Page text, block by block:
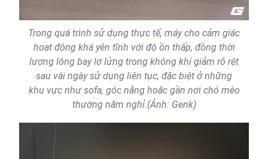
Trong quá trình sử dụng thực tế, máy cho cảm giác
hoạt động khá yên tĩnh với độ ồn thấp, đồng thời
lượng lông bay lơ lửng trong không khí giảm rõ rệt
sau vài ngày sử dụng liên tục, đặc biệt ở những
khu vực như sofa, góc nắng hoặc gần nơi chó mèo
thường nằm nghỉ.(Ảnh: Genk)